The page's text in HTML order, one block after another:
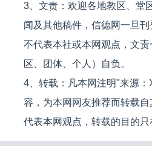
3、文责：欢迎各地教区、堂
闻及其他稿件，信德网一旦刊
不代表本社或本网观点，文
区、团体、个人）自负。
4、转载：凡本网注明"来源：
容，为本网网友推荐而转载
代表本网观点，转载的目的只